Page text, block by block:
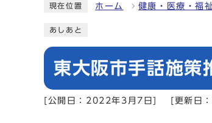
現在位置 ホーム 健康・医療・福祉
あしあと
東大阪市手話施策
[公開日：2022年3月7日] [更新日